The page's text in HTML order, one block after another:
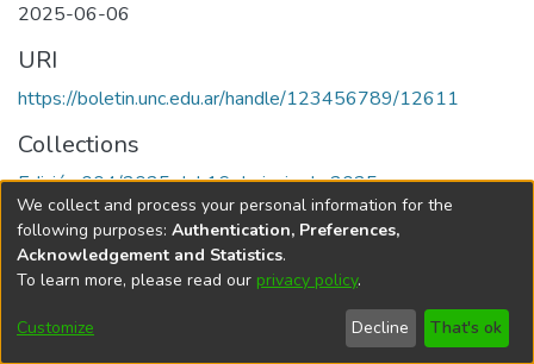
2025-06-06
URI
https://boletin.unc.edu.ar/handle/123456789/12611
Collections
Edición 004/2025 del 16 de junio de 2025
Universidad Nacional de Córdoba
We collect and process your personal information for the
following purposes: Authentication, Preferences,
Acknowledgement and Statistics.
To learn more, please read our privacy policy.
Customize Decline That's ok